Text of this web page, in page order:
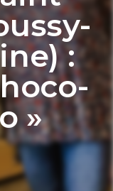
:
»